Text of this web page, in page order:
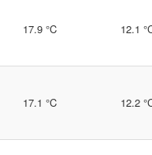
17.9 °C 12.1
17.1 °C 12.2